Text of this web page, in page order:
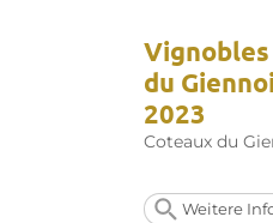
du
2023
Coteaux du
Weitere